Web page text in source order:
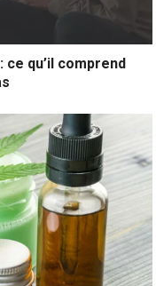
qu’il comprend